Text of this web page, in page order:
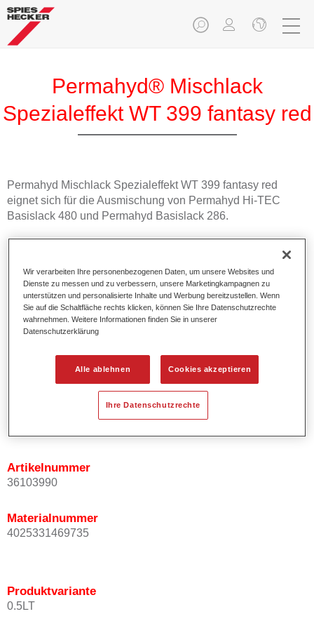
Permahyd® Mischlack
Spezialeffekt WT 399 fantasy red
Permahyd Mischlack Spezialeffekt WT 399 fantasy red
eignet sich für die Ausmischung von Permahyd Hi-TEC
Basislack 480 und Permahyd Basislack 286.
Einfach und schnell zu verarbeiten.
Bietet eine hohe Farbtongenauigkeit und gleichmäßige
Effektausrichtung.
Fördert kurze Prozesszeiten.
Ermöglicht einfaches und sicheres Einlackieren.
Wird für die Reparatur von speziellen Effektfarbtönen in
der Serienlackierung eingesetzt.
Artikelnummer
36103990
Materialnummer
4025331469735
Produktvariante
0.5LT
Wir verarbeiten Ihre personenbezogenen Daten, um unsere Websites und
Dienste zu messen und zu verbessern, unsere Marketingkampagnen zu
unterstützen und personalisierte Inhalte und Werbung bereitzustellen. Wenn
Sie auf die Schaltfläche rechts klicken, können Sie Ihre Datenschutzrechte
wahrnehmen. Weitere Informationen finden Sie in unserer
Datenschutzerklärung
Alle ablehnen Cookies akzeptieren
Ihre Datenschutzrechte